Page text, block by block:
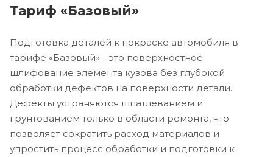
Тариф «Базовый»
Подготовка деталей к покраске автомобиля в
тарифе «Базовый» - это поверхностное
шлифование элемента кузова без глубокой
обработки дефектов на поверхности детали.
Дефекты устраняются шпатлеванием и
грунтованием только в области ремонта, что
позволяет сократить расход материалов и
упростить процесс обработки и подготовки к